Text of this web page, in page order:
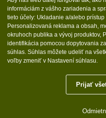
.270 .280 (7mm)7
.30 .308 (7.62mm)11
12GA, 20GA10
.40 .41 6
.357 .38 (9mm) 7
chránené vekom.
Sledujte nás:
Tieto internetové stránky používajú
informáciám z vášho zariadenia a
tieto účely: Ukladanie a/alebo
Personalizovaná reklama a obsah,
okruhoch publika a vývoj produktov,
identifikácia pomocou dopytovania
súhlas. Súhlas môžete udeliť na
voľby zmeniť v Nastavení súhlasu.
Prijať